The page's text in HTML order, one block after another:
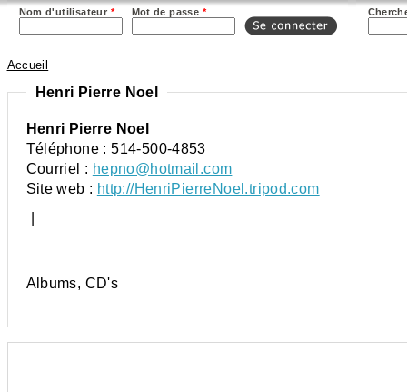
Nom d'utilisateur * Mot de passe *
Vous êtes ici
Accueil
Henri Pierre Noel
Henri Pierre Noel
Téléphone :514-500-4853
Courriel : hepno@hotmail.com
Site web : http://HenriPierreNoel.tripod.com
Albums, CD's